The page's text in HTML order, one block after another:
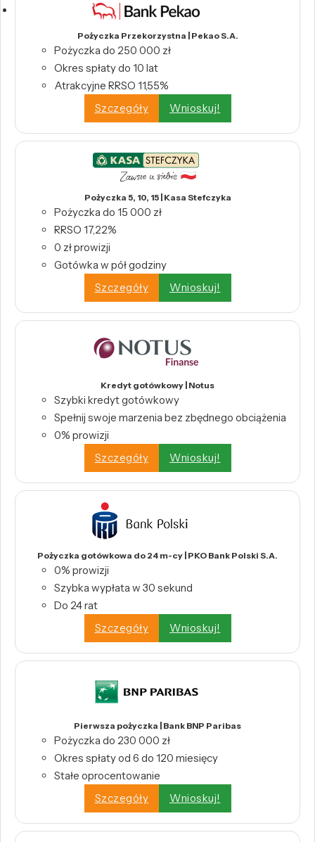
Pożyczka Przekorzystna | Pekao S.A.
Pożyczka do 250 000 zł
Okres spłaty do 10 lat
Atrakcyjne RRSO 11,55%
Szczegóły
Wnioskuj!
Pożyczka 5, 10, 15 | Kasa Stefczyka
Pożyczka do 15 000 zł
RRSO 17,22%
0 zł prowizji
Gotówka w pół godziny
Szczegóły
Wnioskuj!
Kredyt gotówkowy | Notus
Szybki kredyt gotówkowy
Spełnij swoje marzenia bez zbędnego obciążenia
0% prowizji
Szczegóły
Wnioskuj!
Pożyczka gotówkowa do 24 m-cy | PKO Bank Polski S.A.
0% prowizji
Szybka wypłata w 30 sekund
Do 24 rat
Szczegóły
Wnioskuj!
Pierwsza pożyczka | Bank BNP Paribas
Pożyczka do 230 000 zł
Okres spłaty od 6 do 120 miesięcy
Stałe oprocentowanie
Szczegóły
Wnioskuj!